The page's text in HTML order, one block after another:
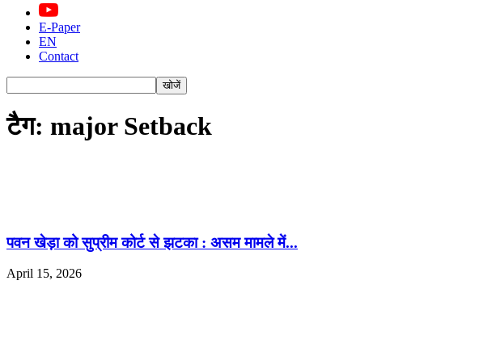
E-Paper
EN
Contact
टैग: major Setback
पवन खेड़ा को सुप्रीम कोर्ट से झटका : असम मामले में...
April 15, 2026